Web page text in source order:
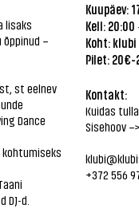
lisaks
–
st eelnev
Dance
d.
Kuupäev:
Kell: 20:00
Koht:
Pilet: 20€-
Kontakt:
Kuidas
Sisehoov
+372 556